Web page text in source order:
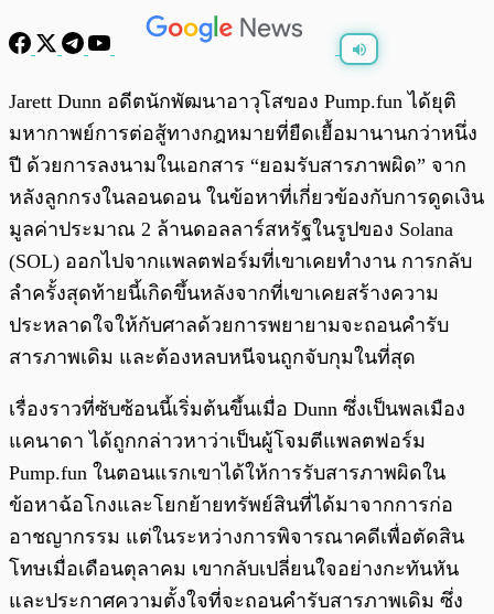
/ 0:00
Jarett Dunn อดีตนักพัฒนาอาวุโสของ Pump.fun ได้ยุติ
มหากาพย์การต่อสู้ทางกฎหมายที่ยืดเยื้อมานานกว่าหนึ่ง
ปี ด้วยการลงนามในเอกสาร “ยอมรับสารภาพผิด” จาก
หลังลูกกรงในลอนดอน ในข้อหาที่เกี่ยวข้องกับการดูดเงิน
มูลค่าประมาณ 2 ล้านดอลลาร์สหรัฐในรูปของ Solana
(SOL) ออกไปจากแพลตฟอร์มที่เขาเคยทำงาน การกลับ
ลำครั้งสุดท้ายนี้เกิดขึ้นหลังจากที่เขาเคยสร้างความ
ประหลาดใจให้กับศาลด้วยการพยายามจะถอนคำรับ
สารภาพเดิม และต้องหลบหนีจนถูกจับกุมในที่สุด
เรื่องราวที่ซับซ้อนนี้เริ่มต้นขึ้นเมื่อ Dunn ซึ่งเป็นพลเมือง
แคนาดา ได้ถูกกล่าวหาว่าเป็นผู้โจมตีแพลตฟอร์ม
Pump.fun ในตอนแรกเขาได้ให้การรับสารภาพผิดใน
ข้อหาฉ้อโกงและโยกย้ายทรัพย์สินที่ได้มาจากการก่อ
อาชญากรรม แต่ในระหว่างการพิจารณาคดีเพื่อตัดสิน
โทษเมื่อเดือนตุลาคม เขากลับเปลี่ยนใจอย่างกะทันหัน
และประกาศความตั้งใจที่จะถอนคำรับสารภาพเดิม ซึ่ง